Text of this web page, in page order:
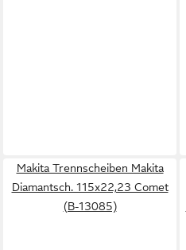
Makita Trennscheiben Makita
Diamantsch. 115x22,23 Comet
(B-13085)